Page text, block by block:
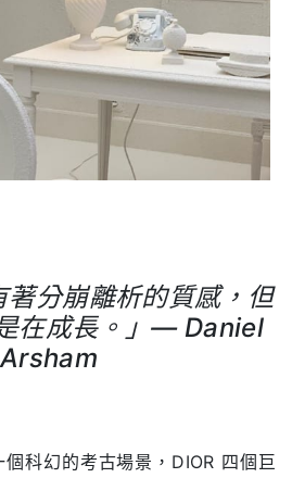
著分崩離析的質感，但
在成長。」— Daniel
Arsham
科幻的考古場景， DIOR 四個巨